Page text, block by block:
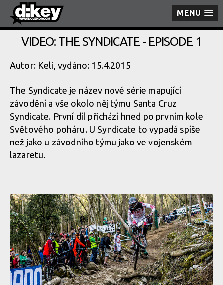
MENU
VIDEO: THE SYNDICATE - EPISODE 1
Autor: Keli, vydáno: 15.4.2015
The Syndicate je název nové série mapující
závodění a vše okolo něj týmu Santa Cruz
Syndicate. První díl přichází hned po prvním kole
Světového poháru. U Syndicate to vypadá spíše
než jako u závodního týmu jako ve vojenském
lazaretu.